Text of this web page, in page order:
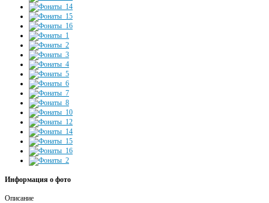
Информация о фото
Описание